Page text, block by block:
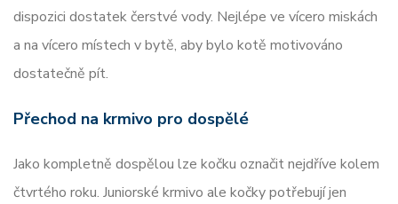
dispozici dostatek čerstvé vody. Nejlépe ve vícero miskách
a na vícero místech v bytě, aby bylo kotě motivováno
dostatečně pít.
Přechod na krmivo pro dospělé
Jako kompletně dospělou lze kočku označit nejdříve kolem
čtvrtého roku. Juniorské krmivo ale kočky potřebují jen